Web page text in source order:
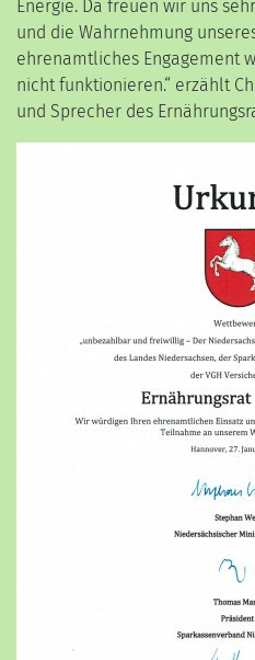
Energie. Da freuen wir uns
und die Wahrnehmung
ehrenamtliches Engagement
nicht funktionieren.“ erzählt
und Sprecher des